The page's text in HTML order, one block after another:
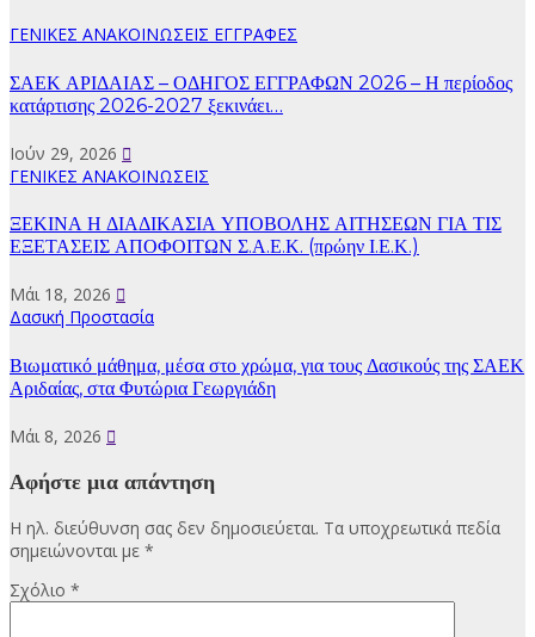
ΓΕΝΙΚΕΣ ΑΝΑΚΟΙΝΩΣΕΙΣ ΕΓΓΡΑΦΕΣ
ΣΑΕΚ ΑΡΙΔΑΙΑΣ – ΟΔΗΓΟΣ ΕΓΓΡΑΦΩΝ 2026 – Η περίοδος
κατάρτισης 2026-2027 ξεκινάει…
Ιούν 29, 2026
ΓΕΝΙΚΕΣ ΑΝΑΚΟΙΝΩΣΕΙΣ
ΞΕΚΙΝΑ Η ΔΙΑΔΙΚΑΣΙΑ ΥΠΟΒΟΛΗΣ ΑΙΤΗΣΕΩΝ ΓΙΑ ΤΙΣ
ΕΞΕΤΑΣΕΙΣ ΑΠΟΦΟΙΤΩΝ Σ.Α.Ε.Κ. (πρώην Ι.Ε.Κ.)
Μάι 18, 2026
Δασική Προστασία
Βιωματικό μάθημα, μέσα στο χρώμα, για τους Δασικούς της ΣΑΕΚ
Αριδαίας, στα Φυτώρια Γεωργιάδη
Μάι 8, 2026
Αφήστε μια απάντηση
Η ηλ. διεύθυνση σας δεν δημοσιεύεται. Τα υποχρεωτικά πεδία
σημειώνονται με *
Σχόλιο *